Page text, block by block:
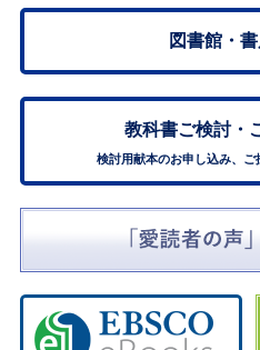
図書館・
教科書ご検討・
検討用献本のお申し込み、